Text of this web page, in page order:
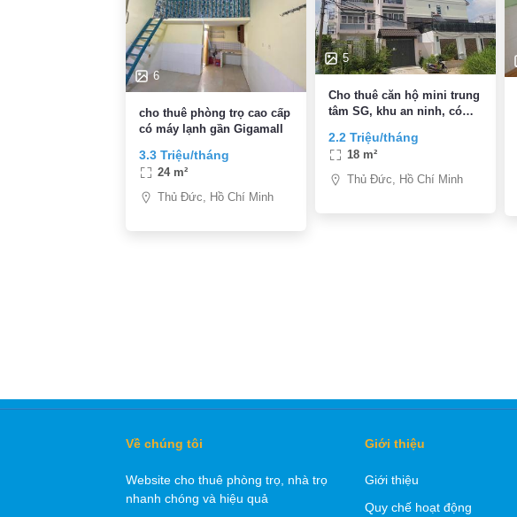
6
cho thuê phòng trọ cao cấp
có máy lạnh gần Gigamall
3.3 Triệu/tháng
24 m²
Thủ Đức, Hồ Chí Minh
5
Cho thuê căn hộ mini trung
tâm SG, khu an ninh, có
chỉ 2,2tr/tháng
2.2 Triệu/tháng
18 m²
Thủ Đức, Hồ Chí Minh
Về chúng tôi
Website cho thuê phòng trọ, nhà trọ
nhanh chóng và hiệu quả
Giới thiệu
Giới thiệu
Quy chế hoạt động